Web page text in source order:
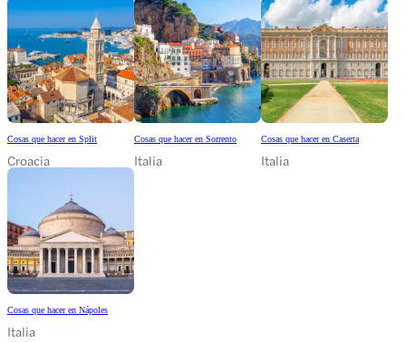
Cosas que hacer en Split
Croacia
Cosas que hacer en Sorrento
Italia
Cosas que hacer en Caserta
Italia
Cosas que hacer en Nápoles
Italia